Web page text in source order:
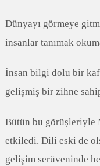
Dünyayı görmeye
insanlar tanımak
İnsan bilgi dolu bir
gelişmiş bir zihne
Bütün bu görüşleriyle
etkiledi. Dili eski de
gelişim serüveninde